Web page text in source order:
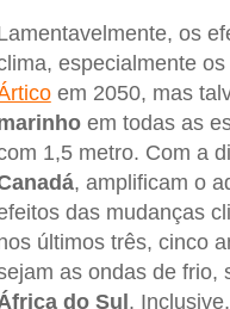
os
especialmente
em 2050, mas
em todas as
1,5 metro. Com a
, amplificam o
das mudanças
últimos três, cinco
as ondas de frio,
do Sul .